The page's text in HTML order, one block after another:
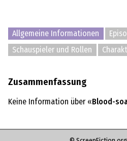
Allgemeine Informationen
Schauspieler und Rollen
Zusammenfassung
Keine Information über «Blood-